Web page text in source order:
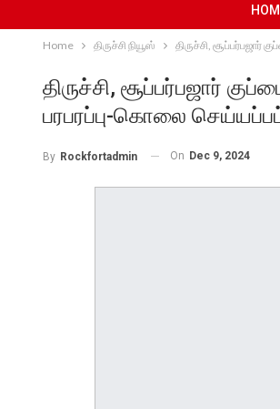
Home திருச்சி நியூஸ் திருச்சி, சூப்பர்பஜார்
திருச்சி, சூப்பர்பஜார்
பரபரப்பு-கொலை
By Rockfortadmin On Dec 9, 2024